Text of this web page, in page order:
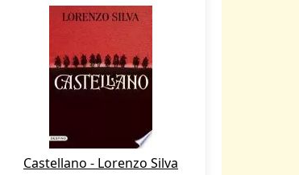
Castellano - Lorenzo Silva